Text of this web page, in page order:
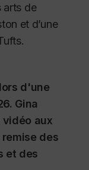
arts de
et d’une
d'une
Gina
aux
des
et des